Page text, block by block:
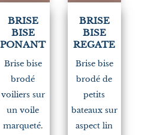
BRISE
BISE
PONANT
Brise bise
brodé
voiliers sur
un voile
marqueté.
BRISE
BISE
REGATE
Brise bise
brodé de
petits
bateaux sur
aspect lin